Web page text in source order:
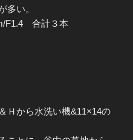
多い。
F1.4 合計３本
Ｈから水洗い機&11×14の